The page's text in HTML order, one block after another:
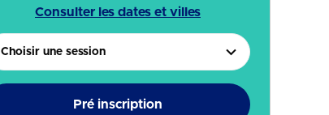
Consulter les dates et villes
Choisir une session
Pré inscription